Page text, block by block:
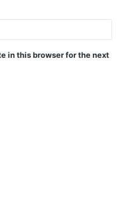
in this browser for the next